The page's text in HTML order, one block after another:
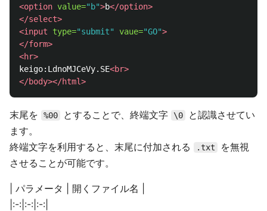
<option value="b">b</option>
</select>
<input
type="submit" vaue="GO">
</form>
<hr>
keigo:LdnoMJCeVy.SE<br>
</body></html>
末尾を %00 とすることで、終端文字 \0
と認識させてい
ます。
終端文字を利用すると、末尾に付加される
.txt
を無視
させることが可能です。
| パラメータ | 開くファイル名 |
|:-:|:-:|:-:|